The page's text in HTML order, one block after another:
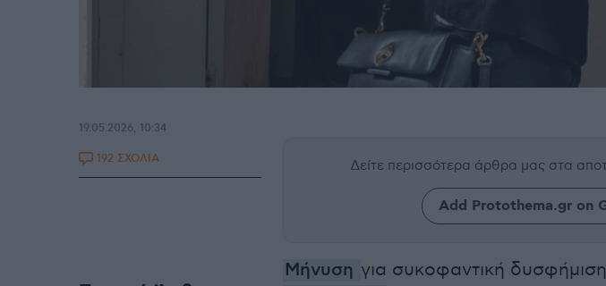
Δείτε περισσότερα άρθρα μας στα
Add Protothema.gr on
Μήνυση για συκοφαντική
19.05.2026, 10:34
192 ΣΧΟΛΙΑ